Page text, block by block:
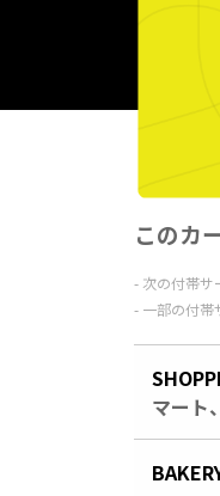
このカ
次の付帯サ
一部の付帯
マート